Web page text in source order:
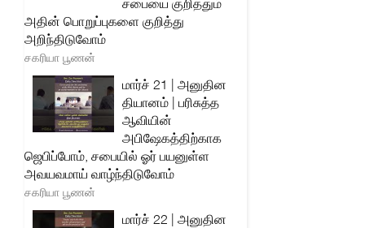
சபையை குறித்தும்
அதின் பொறுப்புகளை குறித்து
அறிந்திடுவோம்
சகரியா பூணன்
மார்ச் 21 | அனுதின
தியானம் | பரிசுத்த
ஆவியின்
அபிஷேகத்திற்காக
ஜெபிப்போம், சபையில் ஓர் பயனுள்ள
அவயவமாய் வாழ்ந்திடுவோம்
சகரியா பூணன்
மார்ச் 22 | அனுதின